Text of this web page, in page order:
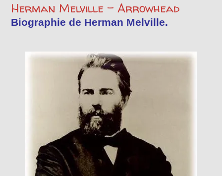
Herman Melville – Arrowhead
Biographie de Herman Melville.